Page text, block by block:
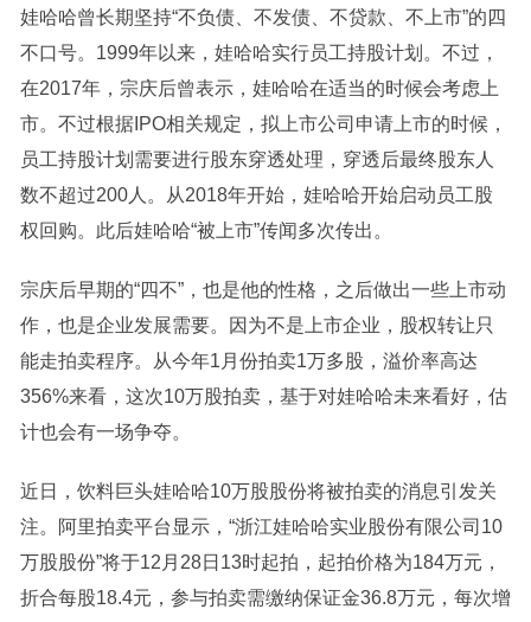
娃哈哈曾长期坚持“不负债、不发债、不贷款、不上市”的四
不口号。1999年以来，娃哈哈实行员工持股计划。不过，
在2017年，宗庆后曾表示，娃哈哈在适当的时候会考虑上
市。不过根据IPO相关规定，拟上市公司申请上市的时候，
员工持股计划需要进行股东穿透处理，穿透后最终股东人
数不超过200人。从2018年开始，娃哈哈开始启动员工股
权回购。此后娃哈哈“被上市”传闻多次传出。
宗庆后早期的“四不”，也是他的性格，之后做出一些上市动
作，也是企业发展需要。因为不是上市企业，股权转让只
能走拍卖程序。从今年1月份拍卖1万多股，溢价率高达
356%来看，这次10万股拍卖，基于对娃哈哈未来看好，估
计也会有一场争夺。
近日，饮料巨头娃哈哈10万股股份将被拍卖的消息引发关
注。阿里拍卖平台显示，“浙江娃哈哈实业股份有限公司10
万股股份”将于12月28日13时起拍，起拍价格为184万元，
折合每股18.4元，参与拍卖需缴纳保证金36.8万元，每次增